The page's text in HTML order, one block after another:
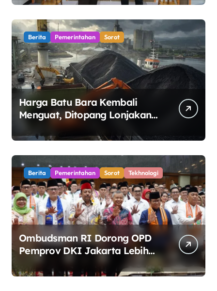
Berita Pemerintahan Sorot
Harga Batu Bara Kembali
Menguat, Ditopang Lonjakan
Harga Minyak dan Pasokan
Ketat di China
Berita Pemerintahan Sorot Tekhnologi
Ombudsman RI Dorong OPD
Pemprov DKI Jakarta Lebih
Responsif Hadapi Keluhan
Publik di Era Digital